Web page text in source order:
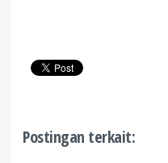
Postingan terkait: